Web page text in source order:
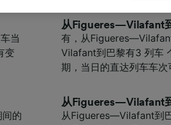
当
变
从Figueres—Vilafant
有，从
Vilafant到巴黎有3 列车
期，当日的直达列车车次
的
从Figueres—Vilafant
从Figueres—Vilafant到
data to provide:
Actively scan device
access information on a device.